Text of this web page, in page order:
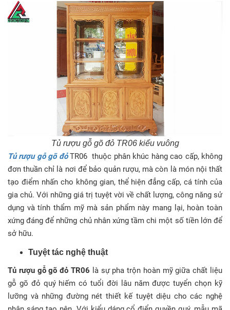
Tủ rượu gỗ gõ đỏ TR06 kiểu vuông
Tủ rượu gỗ gõ đỏTR06 thuộc phân khúc hàng cao cấp, không
đơn thuần chỉ là nơi để bảo quản rượu, mà còn là món nội thất
tạo điểm nhấn cho không gian, thể hiện đẳng cấp, cá tính của
gia chủ. Với những giá trị tuyệt vời về chất lượng, công năng sử
dụng và tính thẩm mỹ mà sản phẩm này mang lại, hoàn toàn
xứng đáng để những chủ nhân xứng tầm chi một số tiền lớn để
sở hữu.
Tuyệt tác nghệ thuật
Tủ rượu gỗ gõ đỏ TR06 là sự pha trộn hoàn mỹ giữa chất liệu
gỗ gõ đỏ quý hiếm có tuổi đời lâu năm được tuyển chọn kỹ
lưỡng và những đường nét thiết kế tuyệt diệu cho các nghệ